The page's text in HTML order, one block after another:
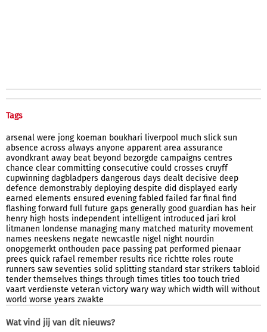
Tags
arsenal were jong koeman boukhari liverpool much slick sun
absence across always anyone apparent area assurance
avondkrant away beat beyond bezorgde campaigns centres
chance clear committing consecutive could crosses cruyff
cupwinning dagbladpers dangerous days dealt decisive deep
defence demonstrably deploying despite did displayed early
earned elements ensured evening fabled failed far final find
flashing forward full future gaps generally good guardian has heir
henry high hosts independent intelligent introduced jari krol
litmanen londense managing many matched maturity movement
names neeskens negate newcastle nigel night nourdin
onopgemerkt onthouden pace passing pat performed pienaar
prees quick rafael remember results rice richtte roles route
runners saw seventies solid splitting standard star strikers tabloid
tender themselves things through times titles too touch tried
vaart verdienste veteran victory wary way which width will without
world worse years zwakte
Wat vind jij van dit nieuws?